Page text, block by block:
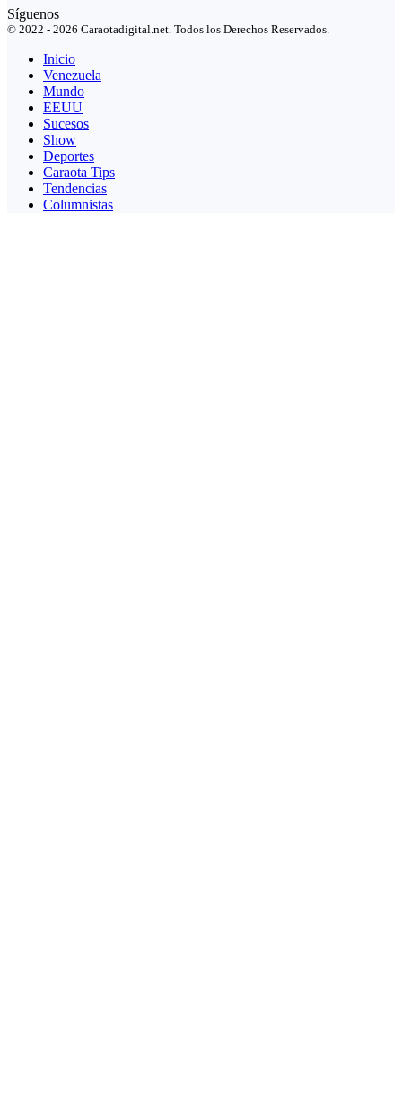
Síguenos
© 2022 - 2026 Caraotadigital.net. Todos los Derechos Reservados.
Inicio
Venezuela
Mundo
EEUU
Sucesos
Show
Deportes
Caraota Tips
Tendencias
Columnistas